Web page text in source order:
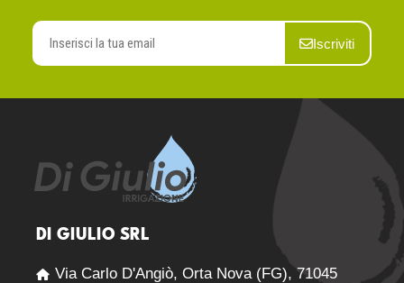
Iscriviti
DI GIULIO SRL
Via Carlo D'Angiò, Orta Nova (FG), 71045